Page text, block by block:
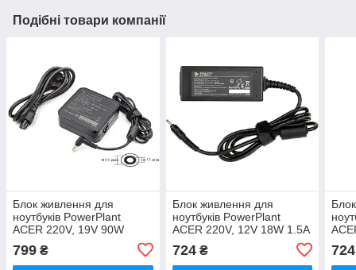
Подібні товари компанії
Блок живлення для
ноутбуків PowerPlant
ACER 220V, 19V 90W
4.74A (5.5*1.7) wall mount
799 ₴
Блок живлення для
ноутбуків PowerPlant
ACER 220V, 12V 18W 1.5A
724₴ 724